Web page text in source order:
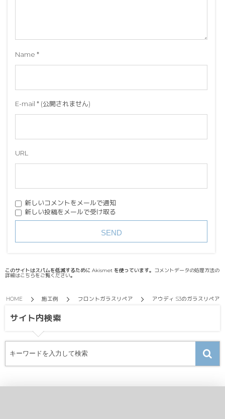
Name *
E-mail * (公開されません)
URL
新しいコメントをメールで通知
新しい投稿をメールで受け取る
このサイトはスパムを低減するために Akismet を使っています。 コメントデータの処理方法の
詳細はこちらをご覧ください。
HOME 施工例 フロントガラスリペア アウディ S3のガラスリペア
サイト内検索